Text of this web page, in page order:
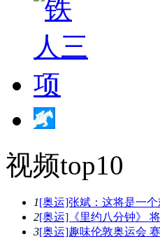
视频top10
1[奥运]张斌：这将是一
2[奥运]《里约八分钟》
3[奥运]趣味伦敦奥运会